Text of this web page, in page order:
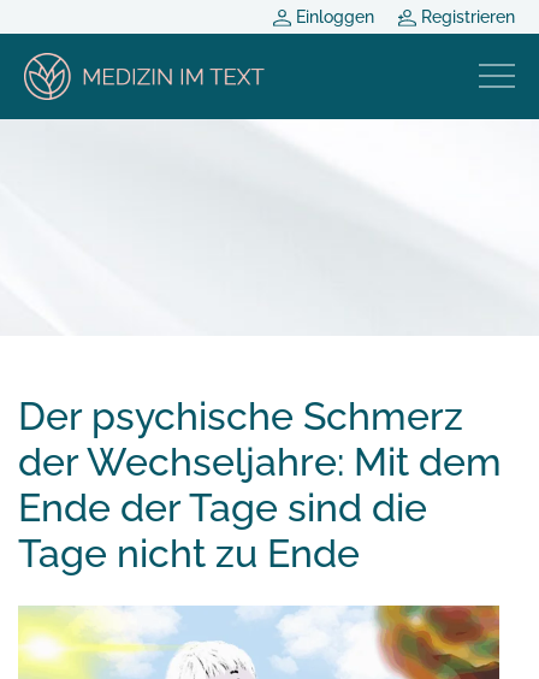
Einloggen Registrieren
Der psychische Schmerz
der Wechseljahre: Mit dem
Ende der Tage sind die
Tage nicht zu Ende